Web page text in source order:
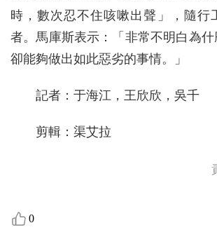
時，數次忍不住咳嗽出聲」，隨行
者。馬庫斯表示：「非常不明白為什
卻能夠做出如此惡劣的事情。」
記者：于海江，王欣欣，吳千
剪輯：渠艾拉
0